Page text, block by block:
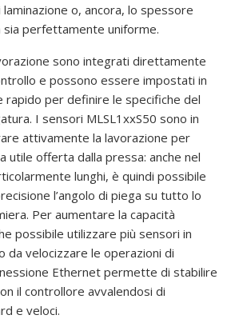
o, ancora, lo spessore
sia perfettamente uniforme.
sono integrati direttamente
e possono essere impostati in
rapido per definire le specifiche del
I sensori MLSL1xxS50 sono in
attivamente la lavorazione per
utile offerta dalla pressa: anche nel
lunghi, è quindi possibile
l’angolo di piega su tutto lo
Per aumentare la capacità
possibile utilizzare più sensori in
da velocizzare le operazioni di
Ethernet permette di stabilire
il controllore avvalendosi di
e veloci.